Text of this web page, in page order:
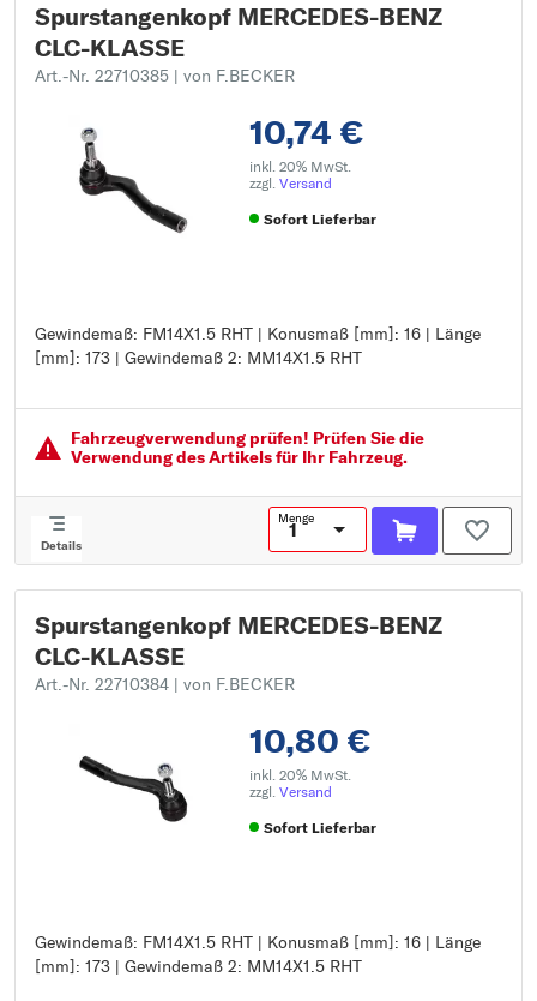
Spurstangenkopf MERCEDES-BENZ
CLC-KLASSE
Art.-Nr. 22710385 | von F.BECKER
10,74 €
inkl. 20% MwSt.
zzgl. Versand
Sofort Lieferbar
Gewindemaß: FM14X1.5 RHT | Konusmaß [mm]: 16 | Länge
[mm]: 173 | Gewindemaß 2: MM14X1.5 RHT
Gewindemaß: FM14X1.5 RHT
Konusmaß [mm]: 16
Gewindemaß 2: MM14X1.5 RHT
Fahrzeugver­wendung prüfen! Prüfen Sie die
Verwendung des Artikels für Ihr Fahrzeug.
Details
Menge
Spurstangenkopf MERCEDES-BENZ
CLC-KLASSE
Art.-Nr. 22710384 | von F.BECKER
10,80 €
inkl. 20% MwSt.
zzgl. Versand
Sofort Lieferbar
Gewindemaß: FM14X1.5 RHT | Konusmaß [mm]: 16 | Länge
[mm]: 173 | Gewindemaß 2: MM14X1.5 RHT
Gewindemaß: FM14X1.5 RHT
Konusmaß [mm]: 16